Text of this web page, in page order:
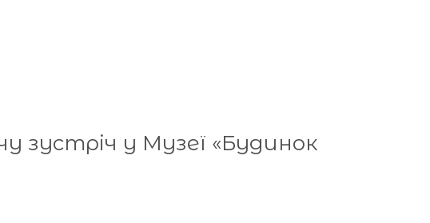
зустріч у Музеї «Будинок